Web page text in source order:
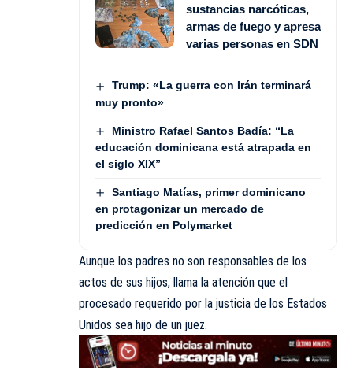
sustancias narcóticas,
armas de fuego y apresa
varias personas en SDN
Trump: «La guerra con Irán terminará
muy pronto»
Ministro Rafael Santos Badía: “La
educación dominicana está atrapada en
el siglo XIX”
Santiago Matías, primer dominicano
en protagonizar un mercado de
predicción en Polymarket
Aunque los padres no son responsables de los
actos de sus hijos, llama la atención que el
procesado requerido por la justicia de los Estados
Unidos sea hijo de un juez.